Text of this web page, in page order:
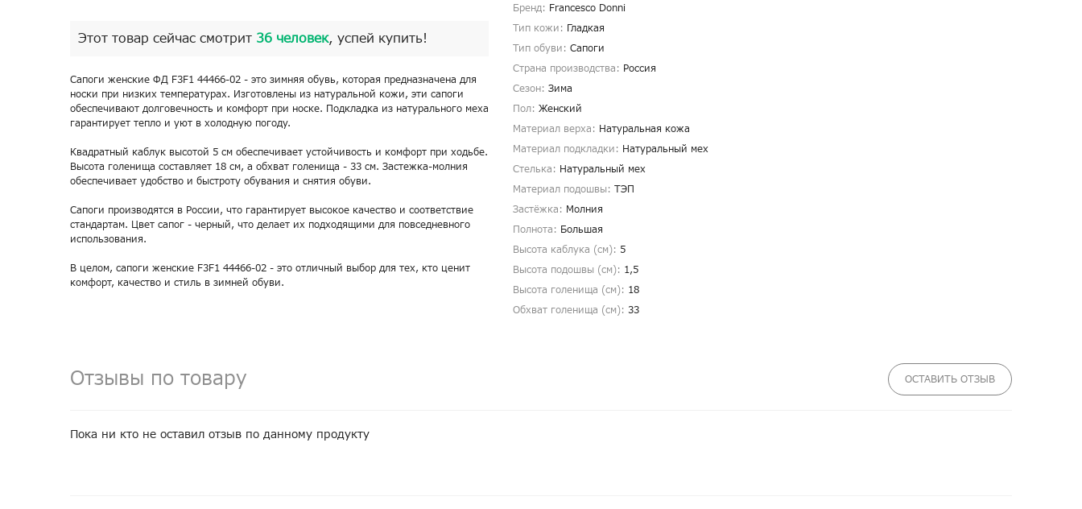
Этот товар сейчас смотрит 36 человек, успей купить!
Сапоги женские ФД F3F1 44466-02 - это зимняя обувь, которая предназначена для
носки при низких температурах. Изготовлены из натуральной кожи, эти сапоги
обеспечивают долговечность и комфорт при носке. Подкладка из натурального меха
гарантирует тепло и уют в холодную погоду.
Квадратный каблук высотой 5 см обеспечивает устойчивость и комфорт при ходьбе.
Высота голенища составляет 18 см, а обхват голенища - 33 см. Застежка-молния
обеспечивает удобство и быстроту обувания и снятия обуви.
Сапоги производятся в России, что гарантирует высокое качество и соответствие
стандартам. Цвет сапог - черный, что делает их подходящими для повседневного
использования.
В целом, сапоги женские F3F1 44466-02 - это отличный выбор для тех, кто ценит
комфорт, качество и стиль в зимней обуви.
Бренд: Francesco Donni
Тип кожи: Гладкая
Тип обуви: Сапоги
Страна производства: Россия
Сезон: Зима
Пол: Женский
Материал верха: Натуральная кожа
Материал подкладки: Натуральный мех
Стелька: Натуральный мех
Материал подошвы: ТЭП
Застёжка: Молния
Полнота: Большая
Высота каблука (см): 5
Высота подошвы (см): 1,5
Высота голенища (cм): 18
Обхват голенища (cм): 33
Отзывы по товару ОСТАВИТЬ ОТЗЫВ
Пока ни кто не оставил отзыв по данному продукту